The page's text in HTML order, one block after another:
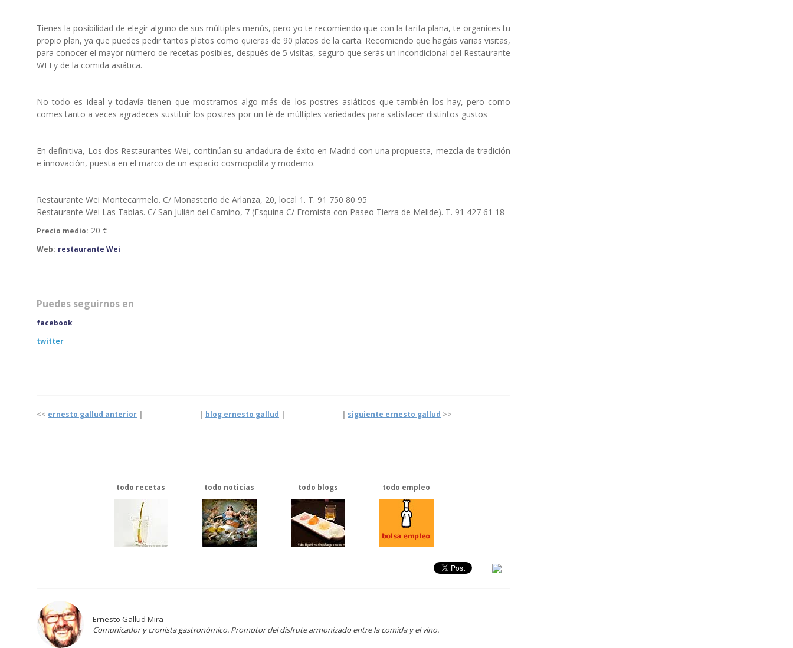
Tienes la posibilidad de elegir alguno de sus múltiples menús, pero yo te recomiendo que con la tarifa plana, te organices tu
propio plan, ya que puedes pedir tantos platos como quieras de 90 platos de la carta. Recomiendo que hagáis varias visitas,
para conocer el mayor número de recetas posibles, después de 5 visitas, seguro que serás un incondicional del Restaurante
WEI y de la comida asiática.
No todo es ideal y todavía tienen que mostrarnos algo más de los postres asiáticos que también los hay, pero como
comes tanto a veces agradeces sustituir los postres por un té de múltiples variedades para satisfacer distintos gustos
En definitiva, Los dos Restaurantes Wei, continúan su andadura de éxito en Madrid con una propuesta, mezcla de tradición
e innovación, puesta en el marco de un espacio cosmopolita y moderno.
Restaurante Wei Montecarmelo. C/ Monasterio de Arlanza, 20, local 1. T. 91 750 80 95
Restaurante Wei Las Tablas. C/ San Julián del Camino, 7 (Esquina C/ Fromista con Paseo Tierra de Melide). T. 91 427 61 18
Precio medio: 20 €
Web: restaurante Wei
Puedes seguirnos en
facebook
twitter
<< ernesto gallud anterior | | blog ernesto gallud | | siguiente ernesto gallud >>
todo recetas todo noticias todo blogs todo empleo
Ernesto Gallud Mira
Comunicador y cronista gastronómico. Promotor del disfrute armonizado entre la comida y el vino.